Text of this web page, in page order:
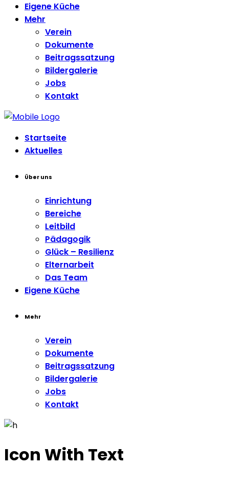
Eigene Küche
Mehr
Verein
Dokumente
Beitragssatzung
Bildergalerie
Jobs
Kontakt
Startseite
Aktuelles
Über uns
Einrichtung
Bereiche
Leitbild
Pädagogik
Glück – Resilienz
Elternarbeit
Das Team
Eigene Küche
Mehr
Verein
Dokumente
Beitragssatzung
Bildergalerie
Jobs
Kontakt
Icon With Text